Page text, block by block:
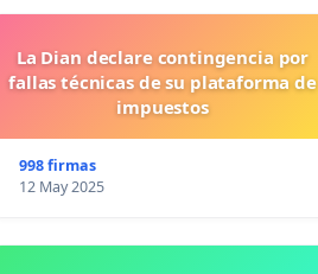
La Dian declare contingencia por
fallas técnicas de su plataforma de
impuestos
998 firmas
12 May 2025